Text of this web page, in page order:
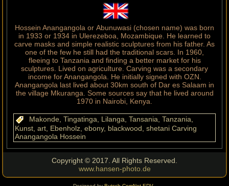
Hossein Anangangola or Abunuwasi (chosen name) was born
in 1933 or 1934 in Ulerezeboa, Mozambique. He learned to
carve masks and simple realistic sculptures from his father. As
one of the few he still had the traditional scars. In 1960,
fleeing to Tanzania and finding a better market for his
sculptures. Lived on agriculture. Carving was a secondary
income for Anangangola. He initially signed with OZN.
Anangangola last lived about 30km south of Dar es Salaam in
the village Mkuranga. Some sources say that he lived around
1970 in Nairobi, Kenya.
Makonde, Tingatinga, Lilanga, Tansania, Tanzania,
Kunst, art, Ebenholz, ebony, blackwood, shetaniCarving
Anangangola Hossein
Copyright © 2017. All Rights Reserved.
www.hansen-photo.de